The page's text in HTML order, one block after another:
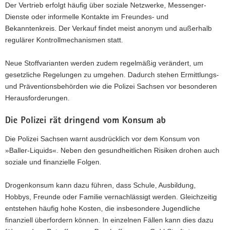
Der Vertrieb erfolgt häufig über soziale Netzwerke, Messenger-
Dienste oder informelle Kontakte im Freundes- und
Bekanntenkreis. Der Verkauf findet meist anonym und außerhalb
regulärer Kontrollmechanismen statt.
Neue Stoffvarianten werden zudem regelmäßig verändert, um
gesetzliche Regelungen zu umgehen. Dadurch stehen Ermittlungs-
und Präventionsbehörden wie die Polizei Sachsen vor besonderen
Herausforderungen.
Die Polizei rät dringend vom Konsum ab
Die Polizei Sachsen warnt ausdrücklich vor dem Konsum von
»Baller-Liquids«. Neben den gesundheitlichen Risiken drohen auch
soziale und finanzielle Folgen.
Drogenkonsum kann dazu führen, dass Schule, Ausbildung,
Hobbys, Freunde oder Familie vernachlässigt werden. Gleichzeitig
entstehen häufig hohe Kosten, die insbesondere Jugendliche
finanziell überfordern können. In einzelnen Fällen kann dies dazu